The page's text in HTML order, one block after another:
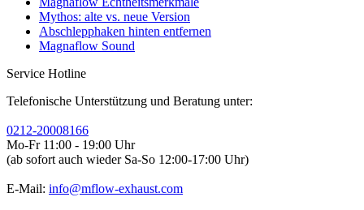
Mythos: alte vs. neue Version
Abschlepphaken hinten entfernen
Magnaflow Sound
Service Hotline
Telefonische Unterstützung und Beratung unter:
0212-20008166
Mo-Fr 11:00 - 19:00 Uhr
(ab sofort auch wieder Sa-So 12:00-17:00 Uhr)
E-Mail: info@mflow-exhaust.com